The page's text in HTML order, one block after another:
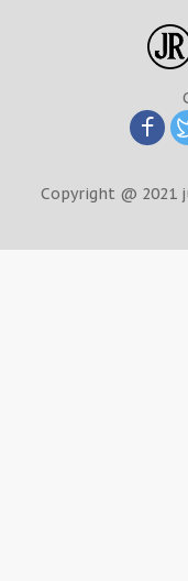
Copyright @ 2021